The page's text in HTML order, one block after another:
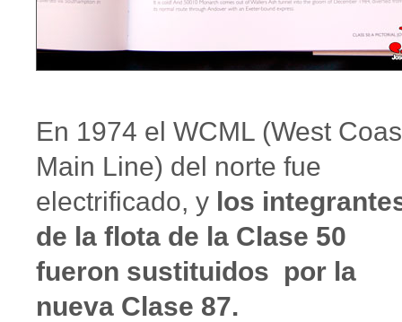
En 1974 el WCML (West
Main Line) del norte fue
electrificado, y los
de la flota de la Clase 50
fueron sustituidos por la
nueva Clase 87.